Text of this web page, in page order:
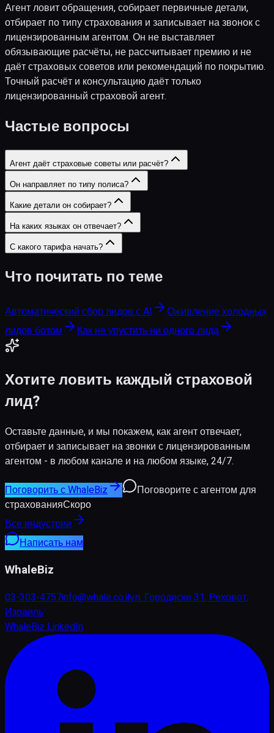
Агент ловит обращения, собирает первичные детали,
отбирает по типу страхования и записывает на звонок с
лицензированным агентом. Он не выставляет
обязывающие расчёты, не рассчитывает премию и не
даёт страховых советов или рекомендаций по покрытию.
Точный расчёт и консультацию даёт только
лицензированный страховой агент.
Частые вопросы
Агент даёт страховые советы или расчёт?
Он направляет по типу полиса?
Какие детали он собирает?
На каких языках он отвечает?
С какого тарифа начать?
Что почитать по теме
Автоматический сбор лидов с AI
Оживление холодных
лидов ботом
Как не упустить ни одного лида
Хотите ловить каждый страховой
лид?
Оставьте данные, и мы покажем, как агент отвечает,
отбирает и записывает на звонки с лицензированным
агентом - в любом канале и на любом языке, 24/7.
Поговорить с WhaleBiz
Поговорите с агентом для
страхованияСкоро
Все индустрии
Написать нам
WhaleBiz
03-303-4757info@whale.co.ilул. Городиски 31, Реховот,
Израиль
WhaleBiz LinkedIn